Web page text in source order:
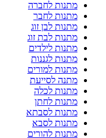
מתנות לחברה
מתנות לחבר
מתנות לבן זוג
מתנות לבת זוג
מתנות לילדים
מתנות לגננות
מתנות למורים
מתנה לסייעת
מתנות לכלה
מתנות לחתן
מתנות לסבתא
מתנות לסבא
מתנות להורים